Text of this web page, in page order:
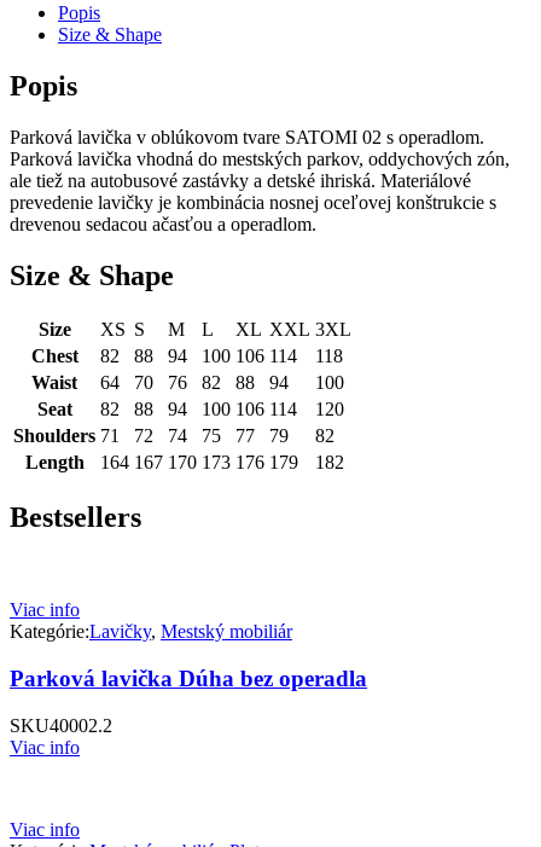
Popis
Size & Shape
Popis
Parková lavička v oblúkovom tvare SATOMI 02 s operadlom.
Parková lavička vhodná do mestských parkov, oddychových zón,
ale tiež na autobusové zastávky a detské ihriská. Materiálové
prevedenie lavičky je kombinácia nosnej oceľovej konštrukcie s
drevenou sedacou ačasťou a operadlom.
Size & Shape
Size XS S M L XL XXL 3XL
Chest
82 88 94 100 106 114
118
Waist
64 70 76 82 88 94
100
Seat
82 88 94 100 106 114
120
Shoulders 71 72 74 75 77 79
82
Length
164 167 170 173 176 179 182
Bestsellers
Viac info
Kategórie:Lavičky, Mestský mobiliár
Parková lavička Dúha bez operadla
SKU40002.2
Viac info
Viac info